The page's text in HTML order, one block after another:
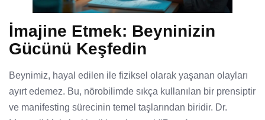
İmajine Etmek: Beyninizin
Gücünü Keşfedin
Beynimiz, hayal edilen ile fiziksel olarak yaşanan olayları
ayırt edemez. Bu, nörobilimde sıkça kullanılan bir prensiptir
ve manifesting sürecinin temel taşlarından biridir. Dr.